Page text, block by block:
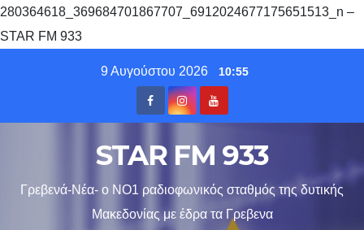
280364618_369684701867707_6912024677175651513_n –
STAR FM 933
9 Αυγούστου 2026 10:55
STAR FM 933
Γρεβενά-Νέα- ο ΝΟ1 ραδιοφωνικός σταθμός της δυτικής
Μακεδονίας με έδρα τα Γρεβενα